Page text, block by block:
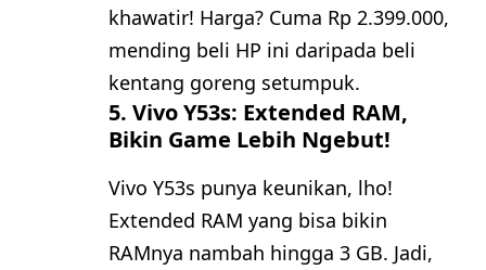
khawatir! Harga? Cuma Rp 2.399.000,
mending beli HP ini daripada beli
kentang goreng setumpuk.
5. Vivo Y53s: Extended RAM,
Bikin Game Lebih Ngebut!
Vivo Y53s punya keunikan, lho!
Extended RAM yang bisa bikin
RAMnya nambah hingga 3 GB. Jadi,